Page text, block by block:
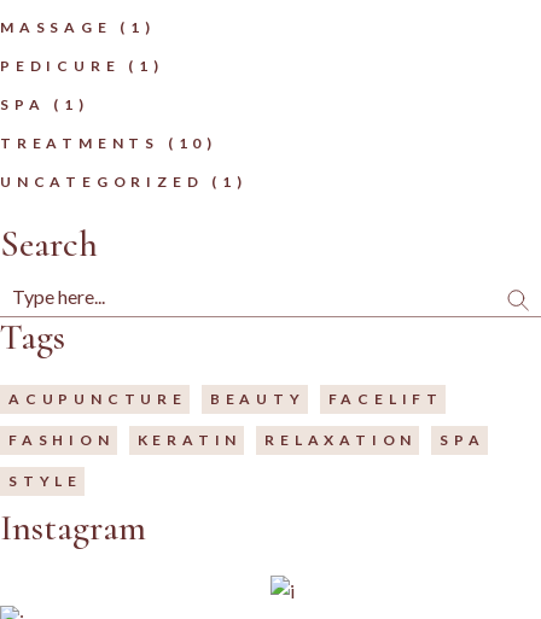
MASSAGE (1)
PEDICURE (1)
SPA (1)
TREATMENTS (10)
UNCATEGORIZED (1)
Search
Tags
ACUPUNCTURE BEAUTY FACELIFT
FASHION KERATIN RELAXATION SPA
STYLE
Instagram